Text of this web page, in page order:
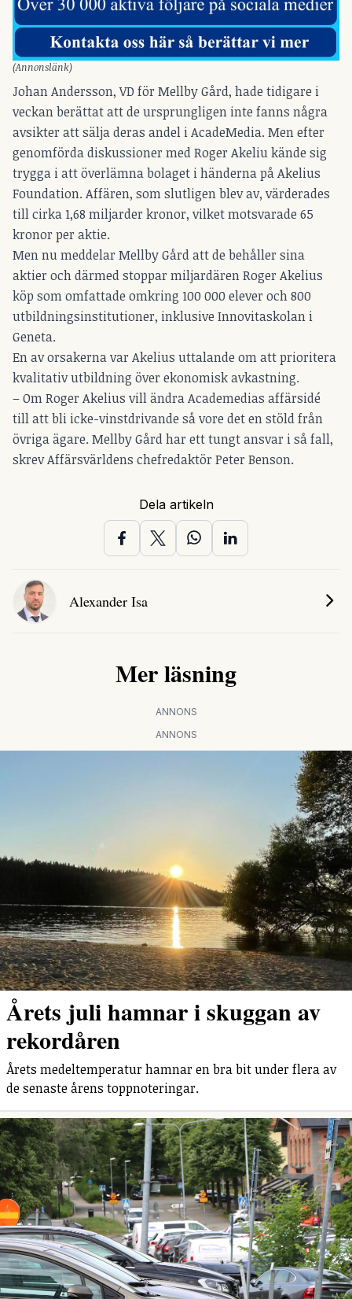
(Annonslänk)
Johan Andersson, VD för Mellby Gård, hade tidigare i
veckan berättat att de ursprungligen inte fanns några
avsikter att sälja deras andel i AcadeMedia. Men efter
genomförda diskussioner med Roger Akeliu kände sig
trygga i att överlämna bolaget i händerna på Akelius
Foundation. Affären, som slutligen blev av, värderades
till cirka 1,68 miljarder kronor, vilket motsvarade 65
kronor per aktie.
Men nu meddelar Mellby Gård att de behåller sina
aktier och därmed stoppar miljardären Roger Akelius
köp som omfattade omkring 100 000 elever och 800
utbildningsinstitutioner, inklusive Innovitaskolan i
Geneta.
En av orsakerna var Akelius uttalande om att prioritera
kvalitativ utbildning över ekonomisk avkastning.
– Om Roger Akelius vill ändra Academedias affärsidé
till att bli icke-vinstdrivande så vore det en stöld från
övriga ägare. Mellby Gård har ett tungt ansvar i så fall,
skrevAffärsvärldens chefredaktör Peter Benson.
Dela artikeln
Alexander Isa
Mer läsning
ANNONS
ANNONS
Årets juli hamnar i skuggan av
rekordåren
Årets medeltemperatur hamnar en bra bit under flera av
de senaste årens toppnoteringar.